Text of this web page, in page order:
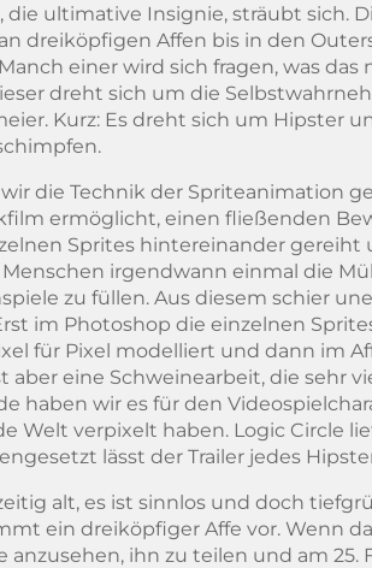
die ultimative Insignie, sträubt sich.
dreiköpfigen Affen bis in den
einer wird sich fragen, was
dreht sich um die
Kurz: Es dreht sich um Hipster
die Technik der Spriteanimation
ermöglicht, einen fließenden
Sprites hintereinander gereiht
irgendwann einmal die
zu füllen. Aus diesem schier
im Photoshop die einzelnen
für Pixel modelliert und dann im
aber eine Schweinearbeit, die sehr
haben wir es für den
Welt verpixelt haben. Logic Circle
lässt der Trailer jedes
alt, es ist sinnlos und doch
ein dreiköpfiger Affe vor. Wenn
anzusehen, ihn zu teilen und am 25.